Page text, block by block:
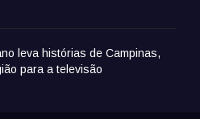
leva histórias de Campinas,
para a televisão